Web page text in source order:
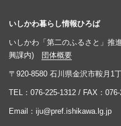
いしかわ暮らし情報ひろば
いしかわ「第二のふるさと」推
興課内)
団体概要
〒920-8580 石川県金沢市鞍月1
TEL： 076-225-1312 / FAX：
Email： iju@pref.ishikawa.lg.jp